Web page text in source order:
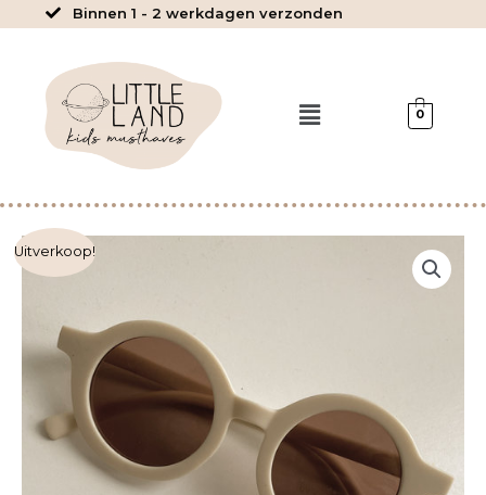
inhoud
Binnen 1 - 2 werkdagen verzonden
Menu 0
Uitverkoop!
Zonnebril
-
aantal